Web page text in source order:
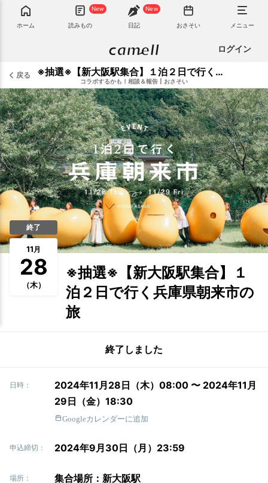
ホーム
New
読みもの
New
日記 おさそい メニュー
ログイン
戻る ※抽選※【新大阪駅集合】１泊２日で行く兵庫県朝来市の旅
コラボするかも！相談＆報告 おさそい
終了
11月
28
（木）
※抽選※【新大阪駅集合】１
泊２日で行く兵庫県朝来市の
旅
終了しました
日時：
2024年11月28日（木）08:00 〜 2024年11月
29日（金）18:30
Googleカレンダーに追加
申込締切： 2024年9月30日（月）23:59
場所： 集合場所：新大阪駅